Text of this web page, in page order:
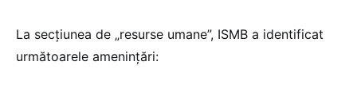
La secțiunea de „resurse umane”, ISMB a identificat
următoarele amenințări: